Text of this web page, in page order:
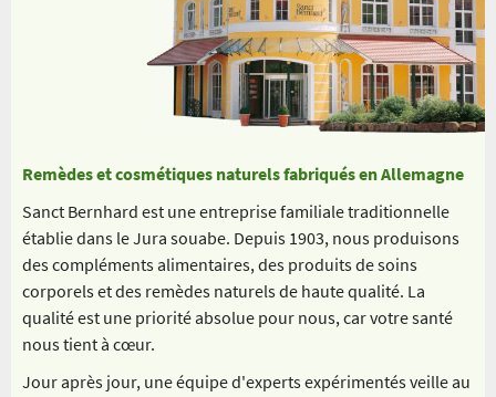
Remèdes et cosmétiques naturels fabriqués en Allemagne
Sanct Bernhard est une entreprise familiale traditionnelle
établie dans le Jura souabe. Depuis 1903, nous produisons
des compléments alimentaires, des produits de soins
corporels et des remèdes naturels de haute qualité. La
qualité est une priorité absolue pour nous, car votre santé
nous tient à cœur.
Jour après jour, une équipe d'experts expérimentés veille au